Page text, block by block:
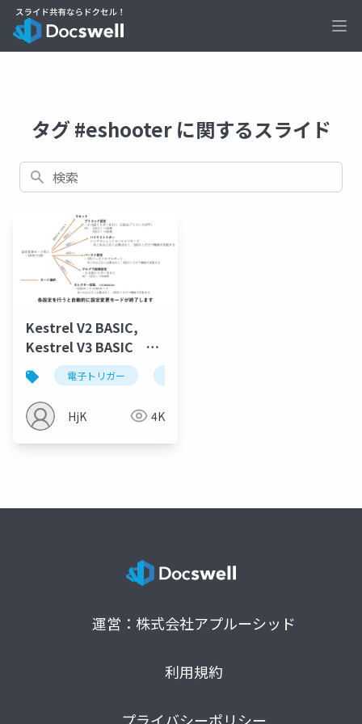
タグ #eshooter に関するスライド
検索
Kestrel V2 BASIC,
Kestrel V3 BASIC 設
定方法説明書
電子トリガー
HjK 4K
運営：株式会社アプルーシッド
利用規約
プライバシーポリシー